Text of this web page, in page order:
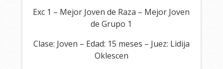
Exc 1 – Mejor Joven de Raza – Mejor Joven
de Grupo 1
Clase: Joven – Edad: 15 meses – Juez: Lidija
Oklescen